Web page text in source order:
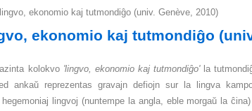
ekonomio kaj tutmondiĝo (univ. Genève, 2010)
ekonomio kaj tutmondiĝo
kolokvo 'lingvo, ekonomio kaj tutmondiĝo' la
ankaŭ reprezentas gravajn defiojn sur la lingva
lingvoj (nuntempe la angla, eble morgaŭ la